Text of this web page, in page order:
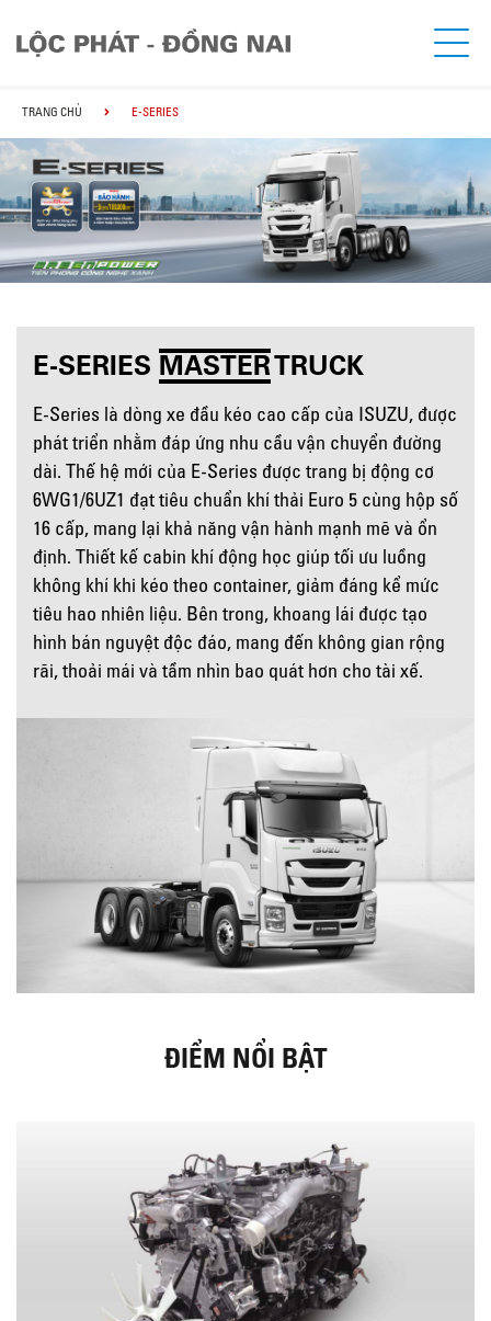
TRANG CHỦ E-SERIES
E-SERIES MASTERTRUCK
E-Series là dòng xe đầu kéo cao cấp của ISUZU, được
phát triển nhằm đáp ứng nhu cầu vận chuyển đường
dài. Thế hệ mới của E-Series được trang bị động cơ
6WG1/6UZ1 đạt tiêu chuẩn khí thải Euro 5 cùng hộp số
16 cấp, mang lại khả năng vận hành mạnh mẽ và ổn
định. Thiết kế cabin khí động học giúp tối ưu luồng
không khí khi kéo theo container, giảm đáng kể mức
tiêu hao nhiên liệu. Bên trong, khoang lái được tạo
hình bán nguyệt độc đáo, mang đến không gian rộng
rãi, thoải mái và tầm nhìn bao quát hơn cho tài xế.
ĐIỂM NỔI BẬT